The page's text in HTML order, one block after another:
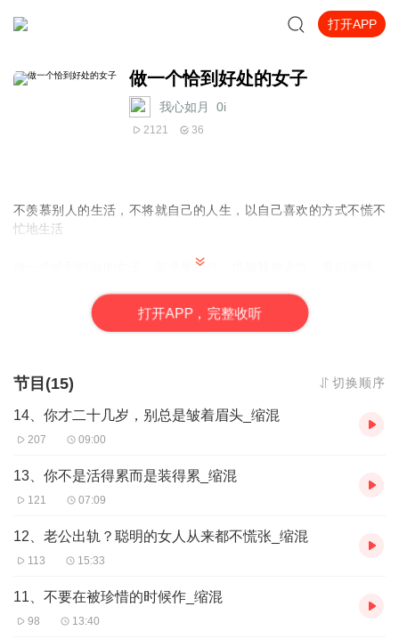
打开APP
做一个恰到好处的女子
我心如月_0i
2121 36
不羡慕别人的生活，不将就自己的人生，以自己喜欢的方式不慌不
忙地生活
做一个恰到好处的女子，能承受挫折，也能释放天性。看似薄情，
不要因为饥肠辘辘就是冰箱里的过期罐头，不能害怕孤独就匆忙结
里的你。
打开APP，完整收听
节目(15) 切换顺序
14、你才二十几岁，别总是皱着眉头_缩混
207 09:00
13、你不是活得累而是装得累_缩混
121 07:09
12、老公出轨？聪明的女人从来都不慌张_缩混
113 15:33
11、不要在被珍惜的时候作_缩混
98 13:40